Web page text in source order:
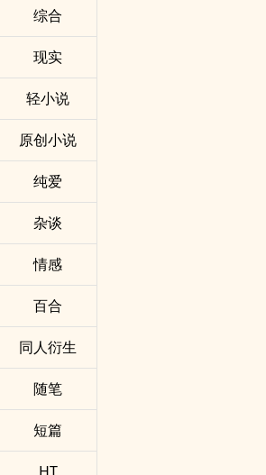
综合
现实
轻小说
原创小说
纯爱
杂谈
情感
百合
同人衍生
随笔
短篇